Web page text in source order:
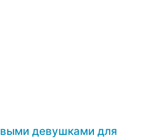
девушками для